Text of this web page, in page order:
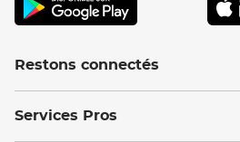
Restons connectés
Services Pros